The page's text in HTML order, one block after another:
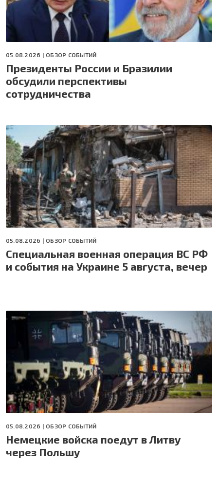
05.08.2026 | ОБЗОР СОБЫТИЙ
Президенты России и Бразилии
обсудили перспективы
сотрудничества
05.08.2026 | ОБЗОР СОБЫТИЙ
Специальная военная операция ВС РФ
и события на Украине 5 августа, вечер
05.08.2026 | ОБЗОР СОБЫТИЙ
Немецкие войска поедут в Литву
через Польшу